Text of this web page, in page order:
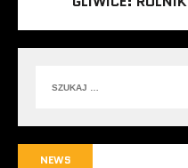
NEWS